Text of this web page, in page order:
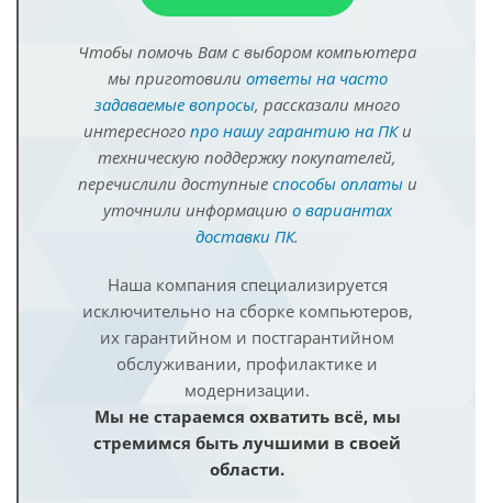
Чтобы помочь Вам с выбором компьютера
мы приготовили ответы на часто
задаваемые вопросы, рассказали много
интересного про нашу гарантию на ПКи
техническую поддержку покупателей,
перечислили доступные способы оплатыи
уточнили информацию о вариантах
доставки ПК.
Наша компания специализируется
исключительно на сборке компьютеров,
их гарантийном и постгарантийном
обслуживании, профилактике и
модернизации.
Мы не стараемся охватить всё, мы
стремимся быть лучшими в своей
области.